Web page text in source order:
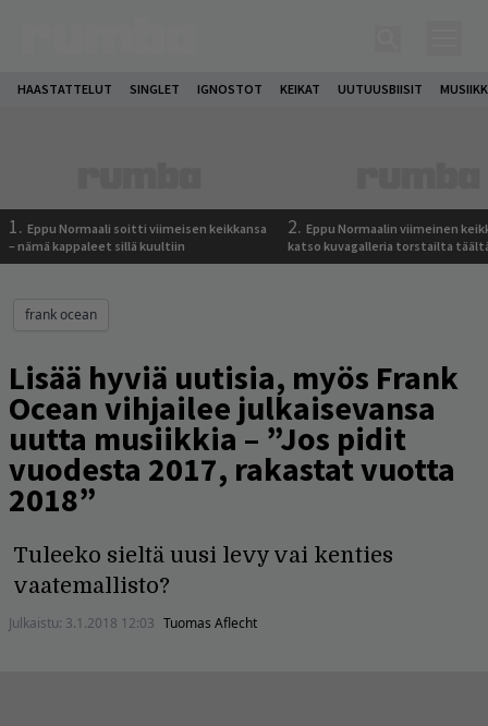
HAASTATTELUT SINGLET IGNOSTOT KEIKAT UUTUUSBIISIT
1. Eppu Normaali soitti viimeisen keikkansa
– nämä kappaleet sillä kuultiin
2. Eppu Normaalin viimeinen
katso kuvagalleria torstailta
frank ocean
Lisää hyviä uutisia, myös Frank
Ocean vihjailee julkaisevansa
uutta musiikkia – ”Jos pidit
vuodesta 2017, rakastat vuotta
2018”
Tuleeko sieltä uusi levy vai kenties
vaatemallisto?
Julkaistu: 3.1.2018 12:03 Tuomas Aflecht